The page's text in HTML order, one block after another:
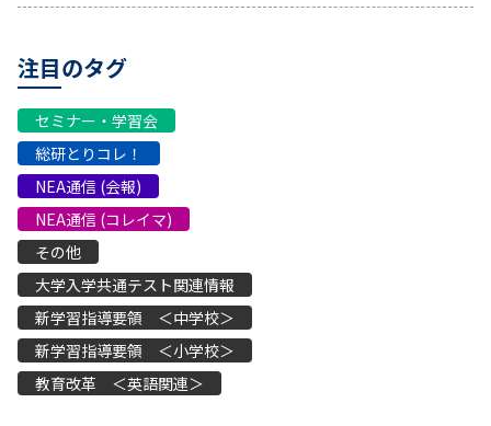
注目のタグ
セミナー・学習会
総研とりコレ！
NEA通信 (会報)
NEA通信 (コレイマ)
その他
大学入学共通テスト関連情報
新学習指導要領 ＜中学校＞
新学習指導要領 ＜小学校＞
教育改革 ＜英語関連＞